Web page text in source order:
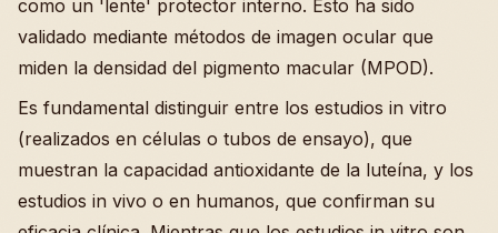
como un 'lente' protector interno. Esto ha sido
validado mediante métodos de imagen ocular que
miden la densidad del pigmento macular (MPOD).
Es fundamental distinguir entre los estudios in vitro
(realizados en células o tubos de ensayo), que
muestran la capacidad antioxidante de la luteína, y los
estudios in vivo o en humanos, que confirman su